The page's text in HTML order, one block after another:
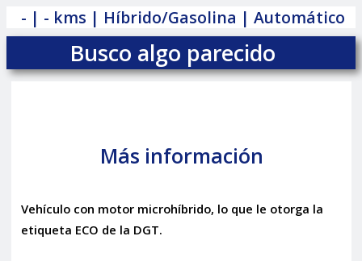
- | - kms | Híbrido/Gasolina | Automático
Busco algo parecido
Más información
Vehículo con motor microhíbrido, lo que le otorga la
etiqueta ECO de la DGT.